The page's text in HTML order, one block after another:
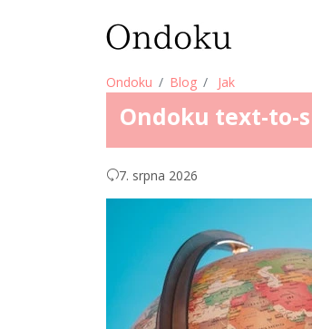
Ondoku Blog Jak
Ondoku text-to-
7. srpna 2026